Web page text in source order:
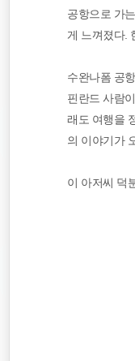
공항으로 가
게 느껴졌다.
수완나폼 공
핀란드 사람
래도 여행을
의 이야기가
이 아저씨 덕